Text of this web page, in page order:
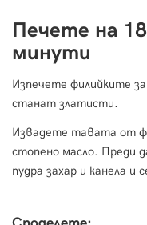
Печете на
минути
Изпечете филийките
станат златисти.
Извадете тавата от
стопено масло. Преди
пудра захар и канела и